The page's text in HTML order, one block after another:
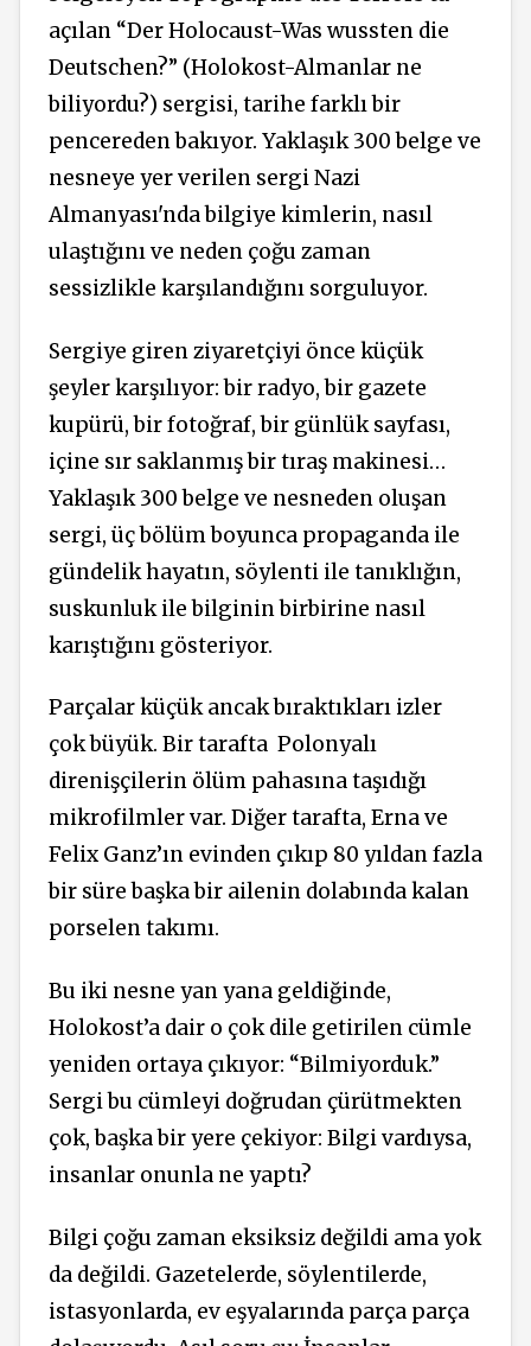
açılan “Der Holocaust-Was wussten die
Deutschen?” (Holokost-Almanlar ne
biliyordu?) sergisi, tarihe farklı bir
pencereden bakıyor. Yaklaşık 300 belge ve
nesneye yer verilen sergi Nazi
Almanyası'nda bilgiye kimlerin, nasıl
ulaştığını ve neden çoğu zaman
sessizlikle karşılandığını sorguluyor.
Sergiye giren ziyaretçiyi önce küçük
şeyler karşılıyor: bir radyo, bir gazete
kupürü, bir fotoğraf, bir günlük sayfası,
içine sır saklanmış bir tıraş makinesi…
Yaklaşık 300 belge ve nesneden oluşan
sergi, üç bölüm boyunca propaganda ile
gündelik hayatın, söylenti ile tanıklığın,
suskunluk ile bilginin birbirine nasıl
karıştığını gösteriyor.
Parçalar küçük ancak bıraktıkları izler
çok büyük. Bir tarafta Polonyalı
direnişçilerin ölüm pahasına taşıdığı
mikrofilmler var. Diğer tarafta, Erna ve
Felix Ganz’ın evinden çıkıp 80 yıldan fazla
bir süre başka bir ailenin dolabında kalan
porselen takımı.
Bu iki nesne yan yana geldiğinde,
Holokost’a dair o çok dile getirilen cümle
yeniden ortaya çıkıyor: “Bilmiyorduk.”
Sergi bu cümleyi doğrudan çürütmekten
çok, başka bir yere çekiyor: Bilgi vardıysa,
insanlar onunla ne yaptı?
Bilgi çoğu zaman eksiksiz değildi ama yok
da değildi. Gazetelerde, söylentilerde,
istasyonlarda, ev eşyalarında parça parça